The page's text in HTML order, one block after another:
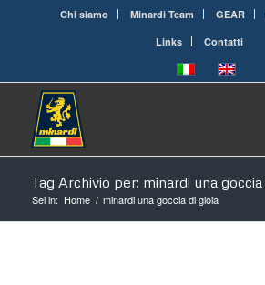
Chi siamo Minardi Team GEAR
Links
Contatti
Tag Archivio per: minardi una goccia
Sei in: Home / minardi una goccia di gioia